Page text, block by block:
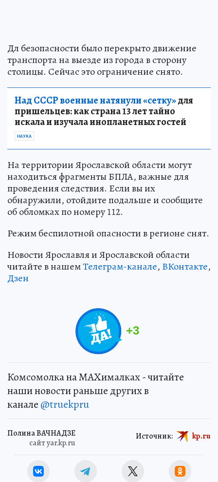
Дл безопасности было перекрыто движение
транспорта на выезде из города в сторону
столицы. Сейчас это ограничение снято.
Над СССР военные натянули «сетку»для
пришельцев: как страна 13 лет тайно
искала и изучала инопланетных гостей
НАУКА
На территории Ярославской области могут
находиться фрагменты БПЛА, важные для
проведения следствия. Если вы их
обнаружили, отойдите подальше и сообщите
об обломках по номеру 112.
Режим беспилотной опасности в регионе снят.
Новости Ярославля и Ярославской области
читайте в нашемТелеграм-канале, ВКонтакте,
Дзен
+3
Комсомолка на MAXималках - читайте
наши новости раньше других в
канале @truekpru
Полина ВАЧНАДЗЕ
сайт yar.kp.ru
Источник: kp.ru